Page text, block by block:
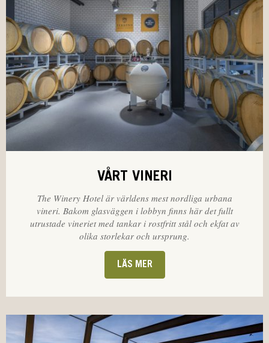
VÅRT VINERI
The Winery Hotel är världens mest nordliga urbana
vineri. Bakom glasväggen i lobbyn finns här det fullt
utrustade vineriet med tankar i rostfritt stål och ekfat av
olika storlekar och ursprung.
LÄS MER